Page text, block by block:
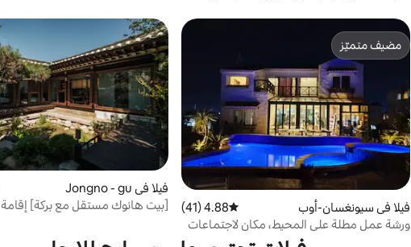
مضيف متميّز
مضيف متميّز
فيلا في سيونغسان-أوب متوسط التقييم 4.88 من 5، 41 مراجعات
4.88 (41)
ورشة عمل مطلة على المحيط، مكان لاجتماعات
فيلا في Jongno - gu
[بيت هانوك مستقل مع بركة] إقامة